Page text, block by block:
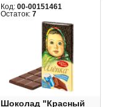
Код:00-00151461
Остаток:7
Шоколад "Красный